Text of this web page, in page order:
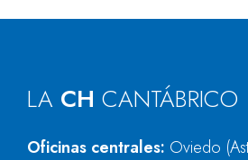
LA CH CANTÁBRICO
Oficinas centrales: Oviedo